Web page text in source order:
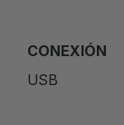
CONEXIÓN
USB